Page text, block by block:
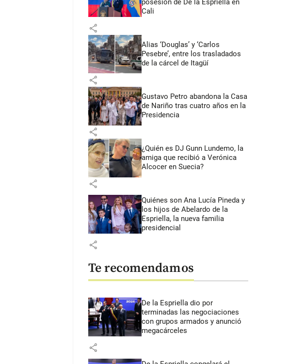
posesión de De la Espriella en
Cali
share
Alias ‘Douglas’ y ‘Carlos
Pesebre’, entre los trasladados
de la cárcel de Itagüí
share
Gustavo Petro abandona la Casa
de Nariño tras cuatro años en la
Presidencia
share
¿Quién es DJ Gunn Lundemo, la
amiga que recibió a Verónica
Alcocer en Suecia?
share
Quiénes son Ana Lucía Pineda y
los hijos de Abelardo de la
Espriella, la nueva familia
presidencial
share
Te recomendamos
De la Espriella dio por
terminadas las negociaciones
con grupos armados y anunció
megacárceles
share